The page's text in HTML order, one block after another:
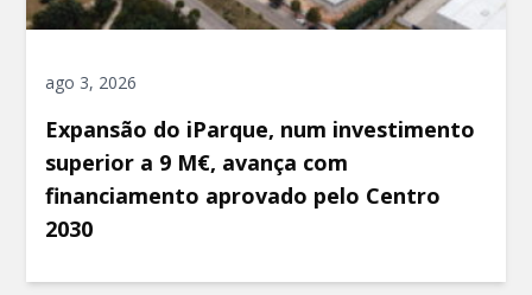
ago 3, 2026
Expansão do iParque, num investimento
superior a 9 M€, avança com
financiamento aprovado pelo Centro
2030